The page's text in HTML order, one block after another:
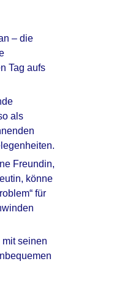
– die
Tag aufs
als
Freundin,
könne
für
seinen